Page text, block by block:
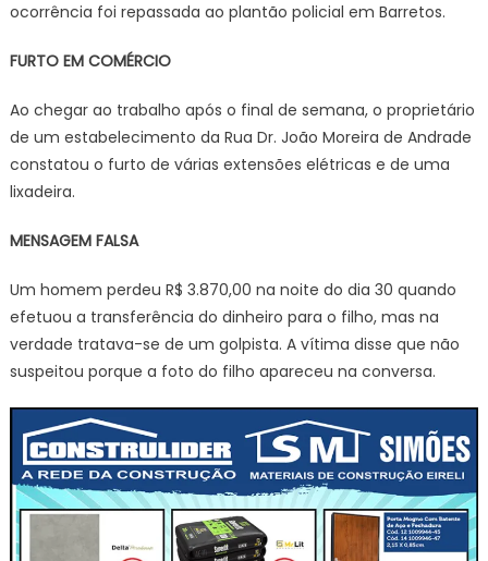
ocorrência foi repassada ao plantão policial em Barretos.
FURTO EM COMÉRCIO
Ao chegar ao trabalho após o final de semana, o proprietário
de um estabelecimento da Rua Dr. João Moreira de Andrade
constatou o furto de várias extensões elétricas e de uma
lixadeira.
MENSAGEM FALSA
Um homem perdeu R$ 3.870,00 na noite do dia 30 quando
efetuou a transferência do dinheiro para o filho, mas na
verdade tratava-se de um golpista. A vítima disse que não
suspeitou porque a foto do filho apareceu na conversa.